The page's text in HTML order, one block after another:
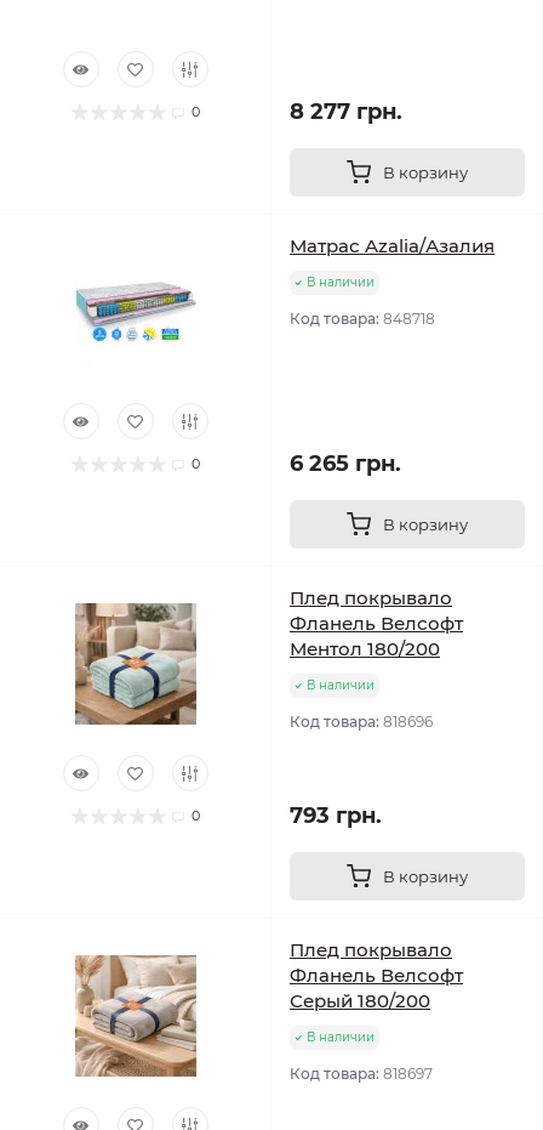
0 8 277 грн.
В корзину
0
Матрас Azalia/Азалия
В наличии
Код товара: 848718
6 265 грн.
В корзину
0
Плед покрывало
Фланель Велсофт
Ментол 180/200
В наличии
Код товара: 818696
793 грн.
В корзину
Плед покрывало
Фланель Велсофт
Серый 180/200
В наличии
Код товара: 818697